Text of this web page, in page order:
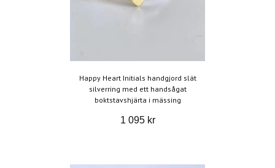
Happy Heart Initials handgjord slät
silverring med ett handsågat
boktstavshjärta i mässing
1 095 kr